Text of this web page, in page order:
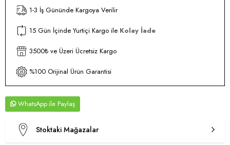
1-3 İş Gününde Kargoya Verilir
15 Gün İçinde Yurtiçi Kargo ile Kolay İade
3500₺ ve Üzeri Ücretsiz Kargo
%100 Orijinal Ürün Garantisi
WhatsApp
Stoktaki Mağazalar